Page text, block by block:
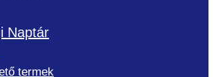
Naptár
termek